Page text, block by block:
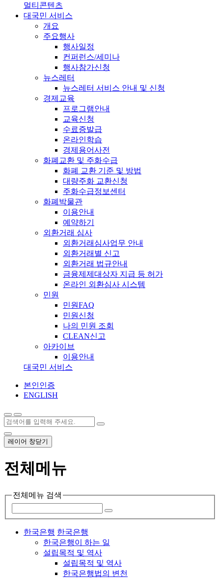
멀티콘텐츠
대국민 서비스
개요
주요행사
행사일정
컨퍼런스/세미나
행사참가신청
뉴스레터
뉴스레터 서비스 안내 및 신청
경제교육
프로그램안내
교육신청
수료증발급
온라인학습
경제용어사전
화폐교환 및 주화수급
화폐 교환 기준 및 방법
대량주화 교환신청
주화수급정보센터
화폐박물관
이용안내
예약하기
외환거래 심사
외환거래심사업무 안내
외환거래별 신고
외환거래 법규안내
금융제제대상자 지급 등 허가
온라인 외환심사 시스템
민원
민원FAQ
민원신청
나의 민원 조회
CLEAN신고
아카이브
이용안내
대국민 서비스
본인인증
ENGLISH
레이어 창닫기
전체메뉴
전체메뉴 검색
한국은행 한국은행
한국은행이 하는 일
설립목적 및 역사
설립목적 및 역사
한국은행법의 변천